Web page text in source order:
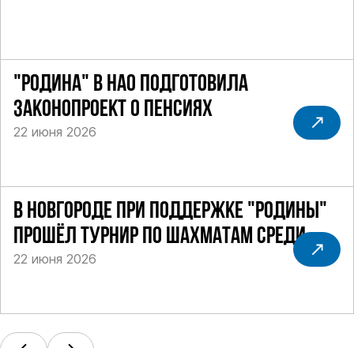
"РОДИНА" В НАО ПОДГОТОВИЛА
ЗАКОНОПРОЕКТ О ПЕНСИЯХ
22 июня 2026
В НОВГОРОДЕ ПРИ ПОДДЕРЖКЕ "РОДИНЫ"
ПРОШЁЛ ТУРНИР ПО ШАХМАТАМ СРЕДИ
СИЛОВИКОВ
22 июня 2026